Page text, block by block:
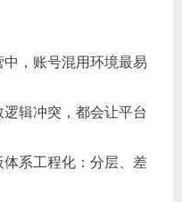
，账号混用环境最易
辑冲突，都会让平台
系工程化：分层、差